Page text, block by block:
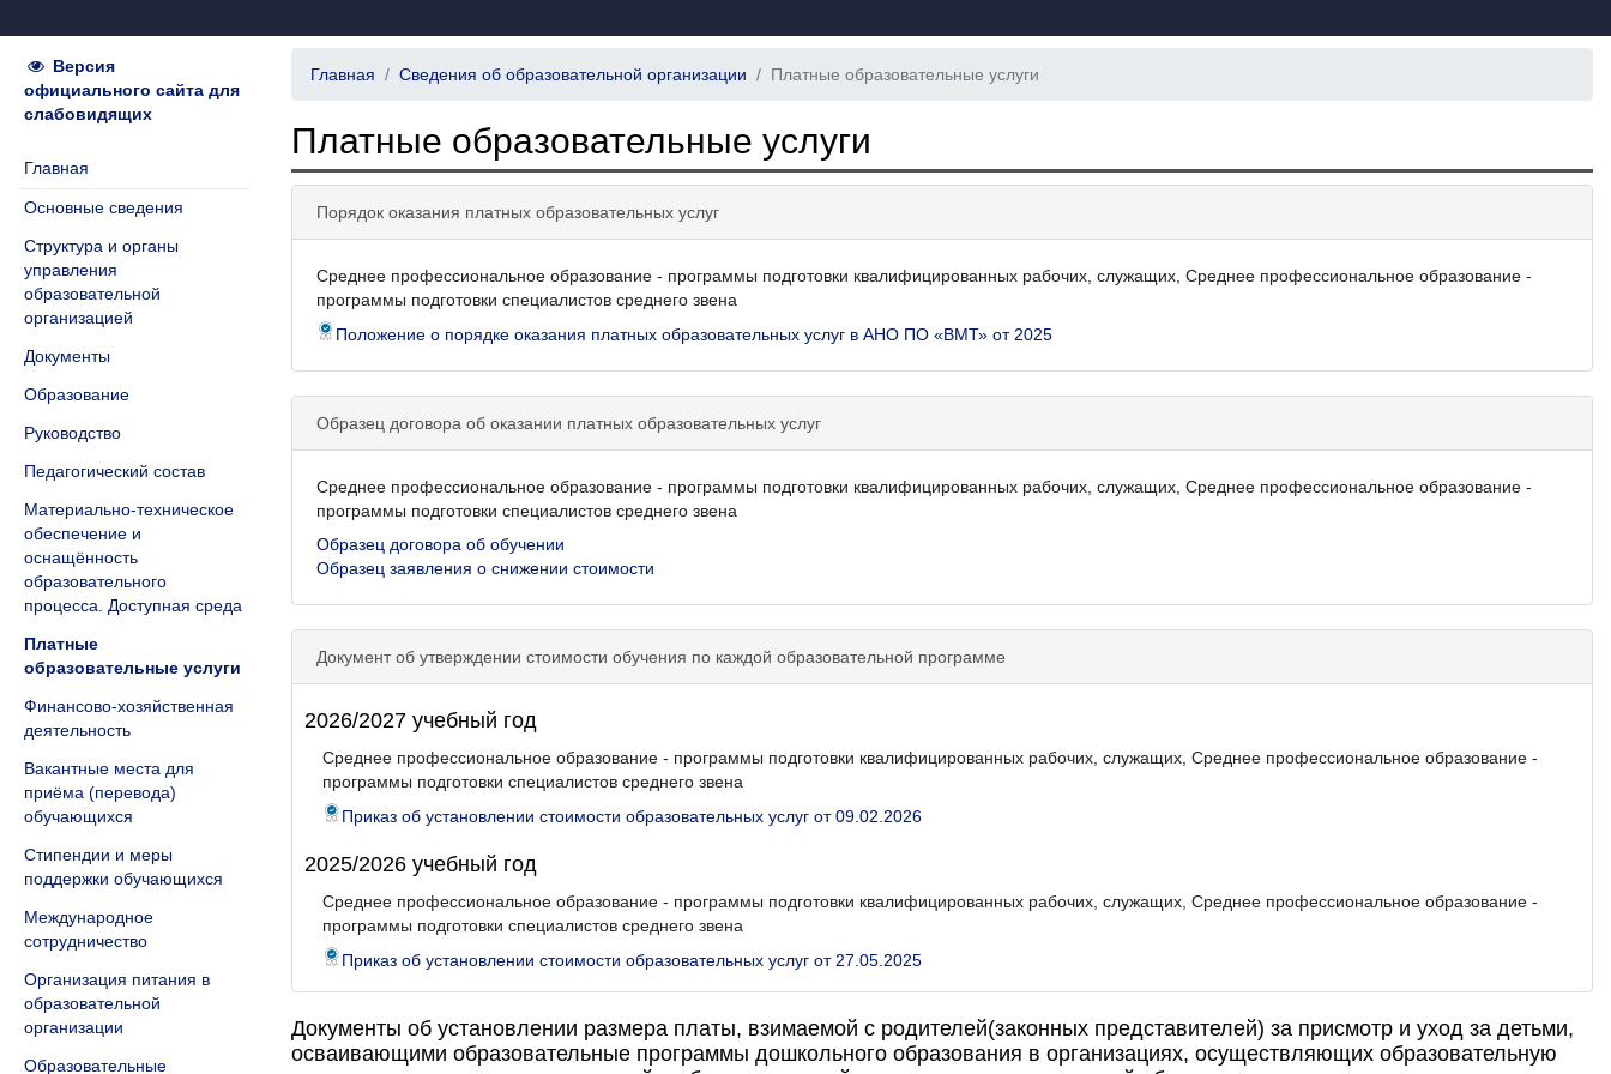
Версия
официального сайта для
слабовидящих
Главная
Основные сведения
Структура и органы
управления
образовательной
организацией
Документы
Образование
Руководство
Педагогический состав
Материально-техническое
обеспечение и
оснащённость
образовательного
процесса. Доступная среда
Платные
образовательные услуги
Финансово-хозяйственная
деятельность
Вакантные места для
приёма (перевода)
обучающихся
Стипендии и меры
поддержки обучающихся
Международное
сотрудничество
Организация питания в
образовательной
организации
Образовательные
Главная Сведения об образовательной организации Платные образовательные услуги
Платные образовательные услуги
Порядок оказания платных образовательных услуг
Среднее профессиональное образование - программы подготовки квалифицированных рабочих, служащих, Среднее профессиональное образование -
программы подготовки специалистов среднего звена
Положение о порядке оказания платных образовательных услуг в АНО ПО «ВМТ» от 2025
Образец договора об оказании платных образовательных услуг
Среднее профессиональное образование - программы подготовки квалифицированных рабочих, служащих, Среднее профессиональное образование -
программы подготовки специалистов среднего звена
Образец договора об обучении
Образец заявления о снижении стоимости
Документ об утверждении стоимости обучения по каждой образовательной программе
2026/2027 учебный год
Среднее профессиональное образование - программы подготовки квалифицированных рабочих, служащих, Среднее профессиональное образование -
программы подготовки специалистов среднего звена
Приказ об установлении стоимости образовательных услуг от 09.02.2026
2025/2026 учебный год
Среднее профессиональное образование - программы подготовки квалифицированных рабочих, служащих, Среднее профессиональное образование -
программы подготовки специалистов среднего звена
Приказ об установлении стоимости образовательных услуг от 27.05.2025
Документы об установлении размера платы, взимаемой с родителей(законных представителей) за присмотр и уход за детьми,
осваивающими образовательные программы дошкольного образования в организациях, осуществляющих образовательную